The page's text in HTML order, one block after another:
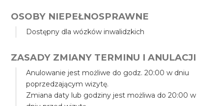
OSOBY NIEPEŁNOSPRAWNE
Dostępny dla wózków inwalidzkich
ZASADY ZMIANY TERMINU I ANULACJI
Anulowanie jest możliwe do godz. 20:00 w dniu
poprzedzającym wizytę.
Zmiana daty lub godziny jest możliwa do 20:00 w